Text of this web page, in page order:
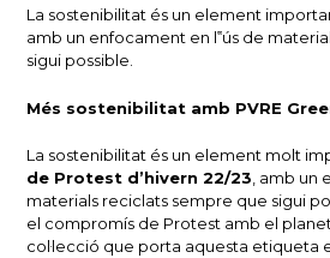
La sostenibilitat és un element
amb un enfocament en l‟ús de
sigui possible.
Més sostenibilitat amb PVRE
La sostenibilitat és un element molt
de Protest d’hivern 22/23, amb un
materials reciclats sempre que sigui
el compromís de Protest amb el
col·lecció que porta aquesta etiqueta